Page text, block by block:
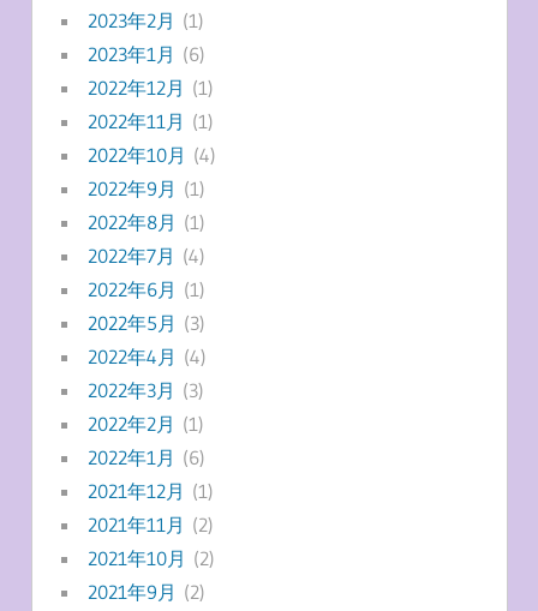
2023年2月 (1)
2023年1月 (6)
2022年12月 (1)
2022年11月 (1)
2022年10月 (4)
2022年9月 (1)
2022年8月 (1)
2022年7月 (4)
2022年6月 (1)
2022年5月 (3)
2022年4月 (4)
2022年3月 (3)
2022年2月 (1)
2022年1月 (6)
2021年12月 (1)
2021年11月 (2)
2021年10月 (2)
2021年9月 (2)